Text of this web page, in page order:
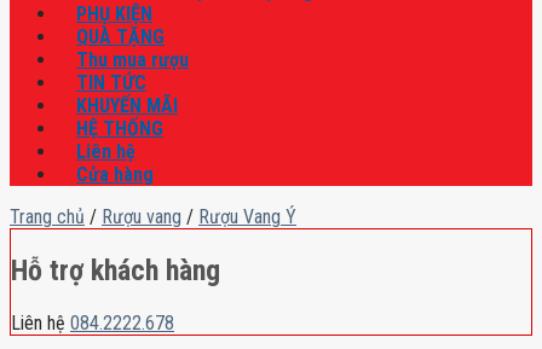
PHỤ KIỆN
QUÀ TẶNG
Thu mua rượu
TIN TỨC
KHUYẾN MÃI
HỆ THỐNG
Liên hệ
Cửa hàng
Trang chủ / Rượu vang / Rượu Vang Ý
Hỗ trợ khách hàng
Liên hệ 084.2222.678